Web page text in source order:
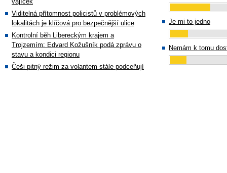
Viditelná přítomnost policistů v problémových
lokalitách je klíčová pro bezpečnější ulice
Kontrolní běh Libereckým krajem a
Trojzemím: Edvard Kožušník podá zprávu o
stavu a kondici regionu
Češi pitný režim za volantem stále podceňují
Je mi to jedno
Nemám k tomu